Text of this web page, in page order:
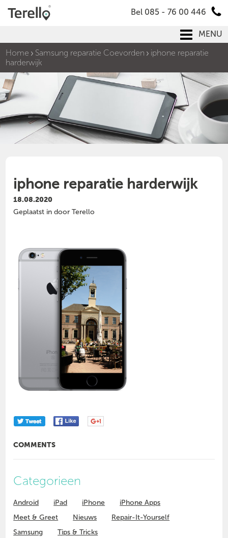
Bel 085 - 76 00 446
MENU
Home
Samsung reparatie Coevorden
iphone reparatie
harderwijk
iphone reparatie harderwijk
18.08.2020
Geplaatst in door Terello
COMMENTS
Categorieen
Android iPad iPhone
iPhone Apps
Meet & Greet
Nieuws
Repair-It-Yourself
Samsung
Tips & Tricks